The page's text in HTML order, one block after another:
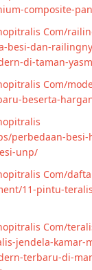
composite-
Com/
besi-dan-
di-taman-
Com/
beserta-
perbedaan-besi-
unp/
Com/
11-pintu-
Com/
jendela-kamar-
terbaru-di-